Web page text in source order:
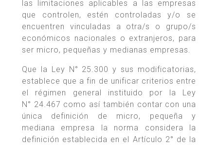
las limitaciones aplicables a las empresas
que controlen, estén controladas y/o se
encuentren vinculadas a otra/s o grupo/s
económicos nacionales o extranjeros, para
ser micro, pequeñas y medianas empresas.
Que la Ley N° 25.300 y sus modificatorias,
establece que a fin de unificar criterios entre
el régimen general instituido por la Ley
N° 24.467 como así también contar con una
única definición de micro, pequeña y
mediana empresa la norma considera la
definición establecida en el Artículo 2° de la